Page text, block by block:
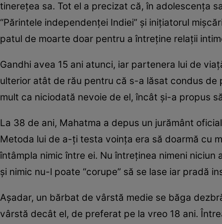
tinereţea sa. Tot el a precizat că, în adolescenţa
“Părintele independenţei Indiei” şi iniţiatorul
patul de moarte doar pentru a întreţine relaţii
Gandhi avea 15 ani atunci, iar partenera lui de
ulterior atât de rău pentru că s-a lăsat condus de
mult ca niciodată nevoie de el, încât şi-a propus
La 38 de ani, Mahatma a depus un jurământ
Metoda lui de a-ţi testa voinţa era să doarmă cu
întâmpla nimic între ei. Nu întreţinea nimeni
şi nimic nu-l poate “corupe” să se lase iar pradă
Aşadar, un bărbat de vârstă medie se băga
vârstă decât el, de preferat pe la vreo 18 ani.